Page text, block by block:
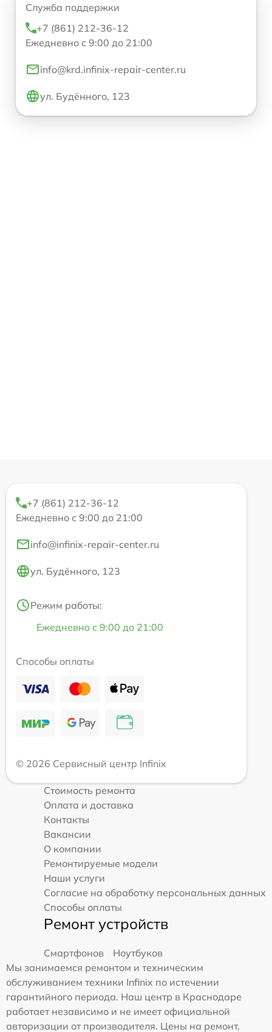
Служба поддержки
+7 (861) 212-36-12
Ежедневно с 9:00 до 21:00
info@krd.infinix-repair-center.ru
ул. Будённого, 123
+7 (861) 212-36-12
Ежедневно с 9:00 до 21:00
info@infinix-repair-center.ru
ул. Будённого, 123
Режим работы:
Ежедневно с 9:00 до 21:00
Способы оплаты
© 2026 Сервисный центр Infinix
Стоимость ремонта
Оплата и доставка
Контакты
Вакансии
О компании
Ремонтируемые модели
Наши услуги
Согласие на обработку персональных данных
Способы оплаты
Ремонт устройств
Смартфонов
Ноутбуков
Мы занимаемся ремонтом и техническим
обслуживанием техники Infinix по истечении
гарантийного периода. Наш центр в Краснодаре
работает независимо и не имеет официальной
авторизации от производителя. Цены на ремонт,